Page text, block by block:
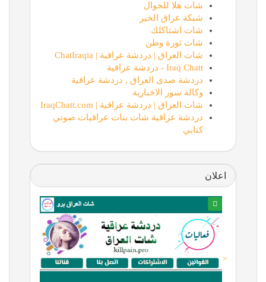
شات هلا للجوال
شبكة عراق الخير
شات اشتاكلك
شات ثورة وطن
شات العراق | دردشة عراقية | ChatIraqia
Iraq Chatt - دردشة عراقية
دردشة صدى العراق , دردشة عراقية
وكالة سور الاخبارية
شات العراق | دردشة عراقية | IraqChatt.com
دردشة عراقية شات بنات عراقيات صوتي
كتابي
اعلان
<